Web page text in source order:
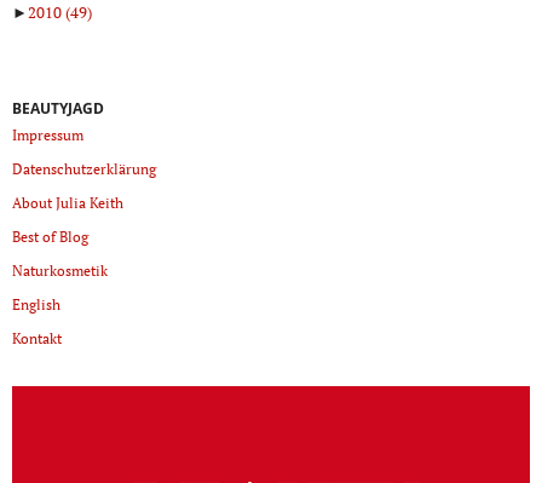
►2010(49)
BEAUTYJAGD
Impressum
Datenschutzerklärung
About Julia Keith
Best of Blog
Naturkosmetik
English
Kontakt